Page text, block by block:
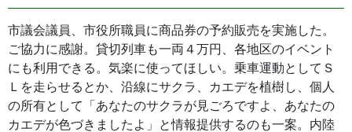
市議会議員、市役所職員に商品券の予約販売を実施した。
ご協力に感謝。貸切列車も一両４万円、各地区のイベント
にも利用できる。気楽に使ってほしい。乗車運動としてＳ
Ｌを走らせるとか、沿線にサクラ、カエデを植樹し、個人
の所有として「あなたのサクラが見ごろですよ、あなたの
カエデが色づきましたよ」と情報提供するのも一案。内陸